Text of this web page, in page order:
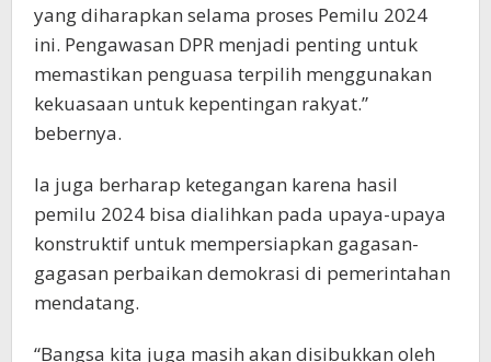
yang diharapkan selama proses Pemilu 2024
ini. Pengawasan DPR menjadi penting untuk
memastikan penguasa terpilih menggunakan
kekuasaan untuk kepentingan rakyat.”
bebernya.
Ia juga berharap ketegangan karena hasil
pemilu 2024 bisa dialihkan pada upaya-upaya
konstruktif untuk mempersiapkan gagasan-
gagasan perbaikan demokrasi di pemerintahan
mendatang.
“Bangsa kita juga masih akan disibukkan oleh